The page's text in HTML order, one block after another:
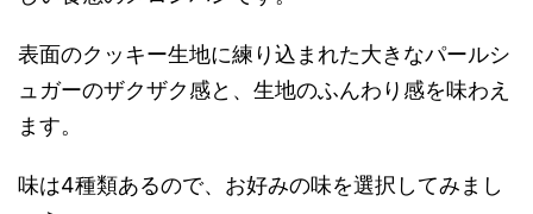
表面のクッキー生地に練り込まれた大きなパールシ
ュガーのザクザク感と、生地のふんわり感を味わえ
ます。
味は4種類あるので、お好みの味を選択してみまし